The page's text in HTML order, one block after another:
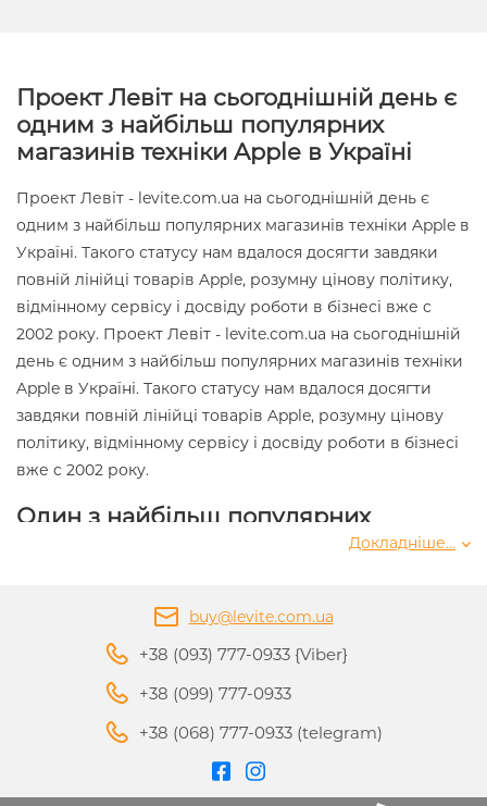
Проект Левіт на сьогоднішній день є
одним з найбільш популярних
магазинів техніки Apple в Україні
Проект Левіт - levite.com.ua на сьогоднішній день є
одним з найбільш популярних магазинів техніки Apple в
Україні. Такого статусу нам вдалося досягти завдяки
повній лінійці товарів Apple, розумну цінову політику,
відмінному сервісу і досвіду роботи в бізнесі вже c
2002 року. Проект Левіт - levite.com.ua на сьогоднішній
день є одним з найбільш популярних магазинів техніки
Apple в Україні. Такого статусу нам вдалося досягти
завдяки повній лінійці товарів Apple, розумну цінову
політику, відмінному сервісу і досвіду роботи в бізнесі
вже c 2002 року.
Один з найбільш популярних
Інтернету і в форматі Інтернет-магазину ми працюємо
для Вас з 2002 року. Для довідки, хто цікавиться
історією ;-) на просторах Інтернету і в форматі Інтернет-
магазину ми працюємо для Вас з 2002 року. Для
довідки, хто цікавиться історією ;-) на просторах
Докладніше...
buy@levite.com.ua
+38 (093) 777-0933 {Viber}
+38 (099) 777-0933
+38 (068) 777-0933 (telegram)